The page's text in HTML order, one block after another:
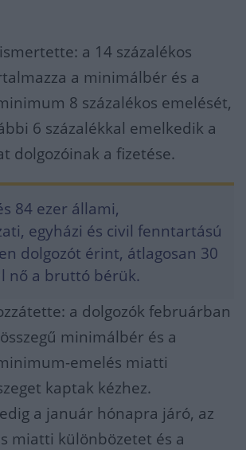
a 14 százalékos
a minimálbér és a
8 százalékos emelését,
6 százalékkal emelkedik a
dolgozóinak a fizetése.
84 ezer állami,
egyházi és civil fenntartású
dolgozót érint, átlagosan 30
nő a bruttó bérük.
a dolgozók februárban
minimálbér és a
emelés miatti
kaptak kézhez.
a január hónapra járó, az
miatti különbözetet és a